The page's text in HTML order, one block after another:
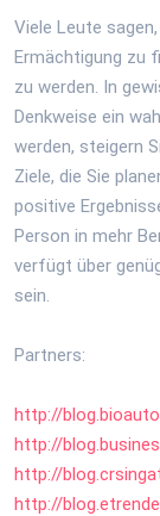
Viele Leute
Ermächtigung zu
zu werden. In
Denkweise ein
werden, steigern
Ziele, die Sie
positive
Person in mehr
verfügt über
sein.
Partners:
http://
http://blog.
http://
http://blog.